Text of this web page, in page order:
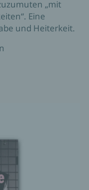
„mit
Eine
und Heiterkeit.